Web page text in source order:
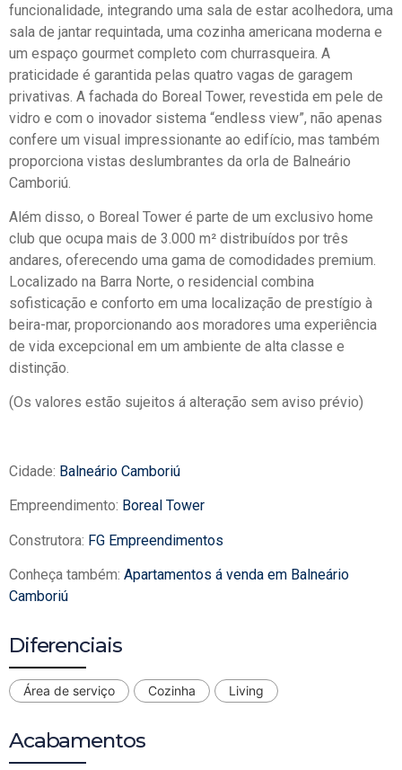
funcionalidade, integrando uma sala de estar acolhedora, uma
sala de jantar requintada, uma cozinha americana moderna e
um espaço gourmet completo com churrasqueira. A
praticidade é garantida pelas quatro vagas de garagem
privativas. A fachada do Boreal Tower, revestida em pele de
vidro e com o inovador sistema “endless view”, não apenas
confere um visual impressionante ao edifício, mas também
proporciona vistas deslumbrantes da orla de Balneário
Camboriú.
Além disso, o Boreal Tower é parte de um exclusivo home
club que ocupa mais de 3.000 m² distribuídos por três
andares, oferecendo uma gama de comodidades premium.
Localizado na Barra Norte, o residencial combina
sofisticação e conforto em uma localização de prestígio à
beira-mar, proporcionando aos moradores uma experiência
de vida excepcional em um ambiente de alta classe e
distinção.
(Os valores estão sujeitos á alteração sem aviso prévio)
Cidade: Balneário Camboriú
Empreendimento: Boreal Tower
Construtora: FG Empreendimentos
Conheça também: Apartamentos á venda em Balneário
Camboriú
Diferenciais
Área de serviço Cozinha Living
Acabamentos